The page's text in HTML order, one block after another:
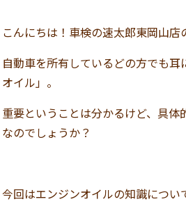
こんにちは！車検の速太郎東岡山店
自動車を所有しているどの方でも耳
オイル」。
重要ということは分かるけど、具体
なのでしょうか？
今回はエンジンオイルの知識につい